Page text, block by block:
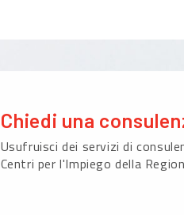
Chiedi una
Usufruisci dei servizi di
Centri per l'Impiego della